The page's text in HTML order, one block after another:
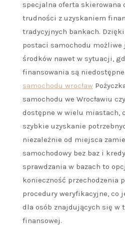
specjalna oferta skierowana
trudności z uzyskaniem
tradycyjnych bankach.
postaci samochodu możliwe
środków nawet w sytuacji,
finansowania są niedostępne.
samochodu wrocław
samochodu we Wrocławiu
dostępne w wielu miastach,
szybkie uzyskanie
niezależnie od miejsca
samochodowy bez baz i
sprawdzania w bazach to
konieczność przechodzenia
procedury weryfikacyjne, co
dla osób znajdujących się w
finansowej.